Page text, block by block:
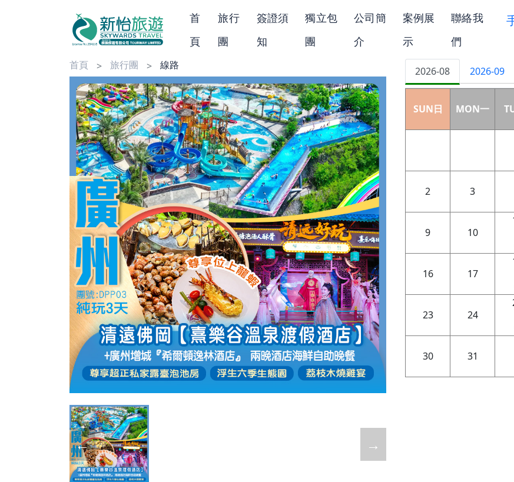
首
頁
旅行
團
簽證須
知
獨立包
團
公司簡
介
案例展
示
聯絡我
們
首頁 旅行團 線路
← →
2026-08 2026-09
SUN日 MON一
2 3
9 10
16 17
23 24
30 31